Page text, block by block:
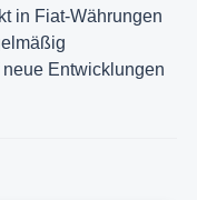
in Fiat-Währungen
Entwicklungen